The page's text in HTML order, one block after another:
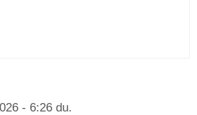
- 6:26 du.